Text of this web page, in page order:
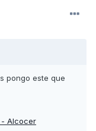
pongo este que
- Alcocer